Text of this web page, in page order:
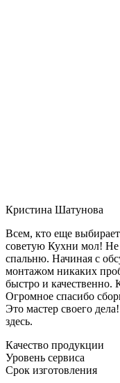
Кристина Шатунова
Всем, кто еще
советую Кухни мол! Не
спальню. Начиная с
монтажом никаких
быстро и качественно.
Огромное спасибо
Это мастер своего
здесь.
Качество продукции
Уровень сервиса
Срок изготовления